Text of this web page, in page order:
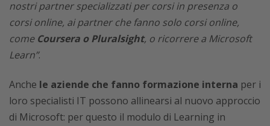
nostri partner specializzati per corsi in presenza o
corsi online, ai partner che fanno solo corsi online,
come Coursera o Pluralsight, o ricorrere a Microsoft
Learn”.
Anche le aziende che fanno formazione interna per i
loro specialisti IT possono allinearsi al nuovo approccio
di Microsoft: per questo il modulo di Learning in